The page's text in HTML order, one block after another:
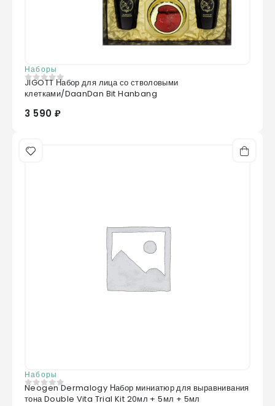
Наборы
0из 5
JIGOTT Набор для лица со стволовыми
клетками/DaanDan Bit Hanbang
3 590 ₽
Наборы
0из 5
Neogen Dermalogy Набор миниатюр для выравнивания
тона Double Vita Trial Kit 20мл + 5мл + 5мл